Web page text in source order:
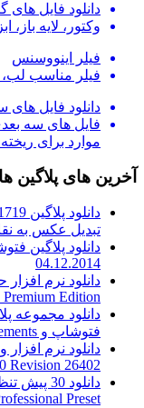
دانلود فایل های
وکتور، لایه
فیلر اینووسنس
فیلر مناسب لب،
دانلود فایل های
فایل های سه
موارد برای
آخرین های پلاگین ها
تبدیل عکس به
04.12.2014
Premium Edition
فتوشاپ و Photoshop Elements
Revision 26402
Preset